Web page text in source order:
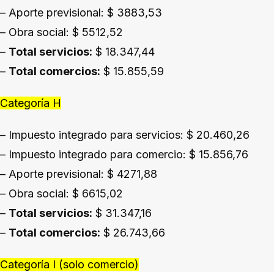
– Aporte previsional: $ 3883,53
– Obra social: $ 5512,52
– Total servicios: $ 18.347,44
– Total comercios: $ 15.855,59
Categoría H
– Impuesto integrado para servicios: $ 20.460,26
– Impuesto integrado para comercio: $ 15.856,76
– Aporte previsional: $ 4271,88
– Obra social: $ 6615,02
– Total servicios: $ 31.347,16
– Total comercios: $ 26.743,66
Categoría I (solo comercio)